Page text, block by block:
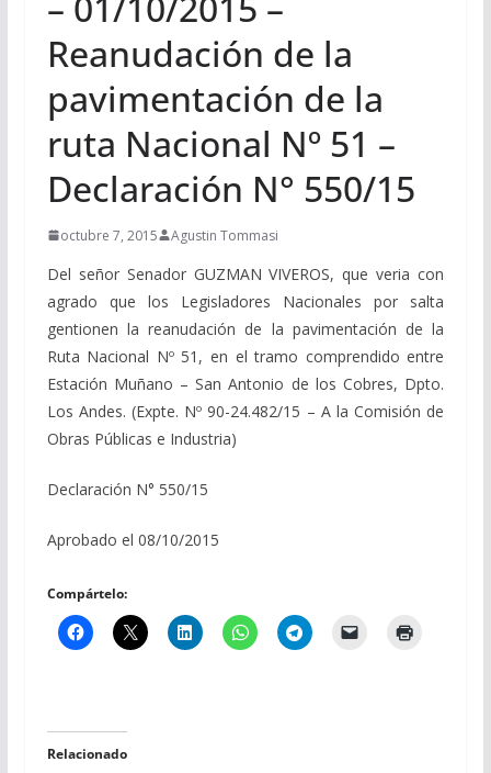
Reanudación de la
pavimentación de la
ruta Nacional Nº 51 –
Declaración N° 550/15
octubre 7, 2015 Agustin Tommasi
Del señor Senador GUZMAN VIVEROS, que veria con
agrado que los Legisladores Nacionales por salta
gentionen la reanudación de la pavimentación de la
Ruta Nacional Nº 51, en el tramo comprendido entre
Estación Muñano – San Antonio de los Cobres, Dpto.
Los Andes. (Expte. Nº 90-24.482/15 – A la Comisión de
Obras Públicas e Industria)
Declaración N° 550/15
Aprobado el 08/10/2015
Compártelo:
Relacionado